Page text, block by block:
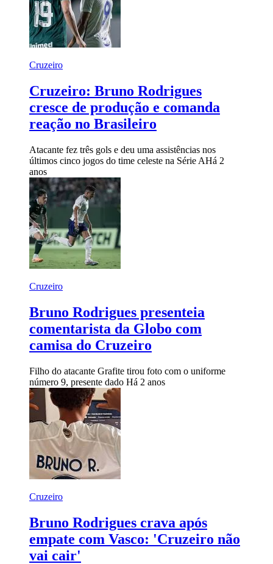
Cruzeiro
Cruzeiro: Bruno Rodrigues
cresce de produção e comanda
reação no Brasileiro
Atacante fez três gols e deu uma assistências nos
últimos cinco jogos do time celeste na Série AHá 2
anos
Cruzeiro
Bruno Rodrigues presenteia
comentarista da Globo com
camisa do Cruzeiro
Filho do atacante Grafite tirou foto com o uniforme
número 9, presente dado Há 2 anos
Cruzeiro
Bruno Rodrigues crava após
empate com Vasco: 'Cruzeiro não
vai cair'